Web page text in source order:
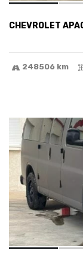
CHEVROLET
248506 km